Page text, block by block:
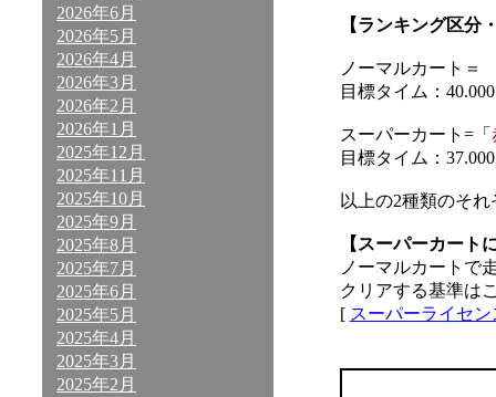
2026年6月
2026年5月
2026年4月
2026年3月
2026年2月
2026年1月
2025年12月
2025年11月
2025年10月
2025年9月
2025年8月
2025年7月
2025年6月
2025年5月
2025年4月
2025年3月
2025年2月
【ランキング区分
ノーマルカート＝
目標タイム：
スーパーカート=「
目標タイム：
以上の2種類のそ
【スーパーカート
ノーマルカートで
クリアする基準は
[ スーパーライセ